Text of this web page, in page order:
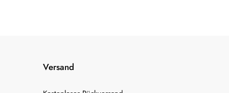
Versand